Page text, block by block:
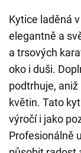
Kytice laděná
elegantně a
a trsových
oko i duši.
podtrhuje,
květin. Tato
výročí i jako
Profesionálně